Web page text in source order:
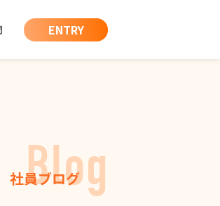
ENTRY
Blog
社員ブログ